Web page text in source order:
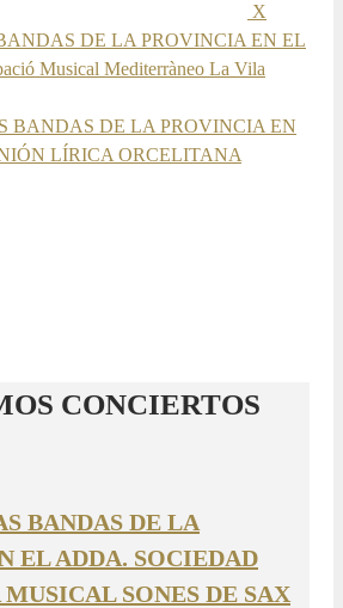
X
DE LA PROVINCIA EN EL
Musical Mediterràneo La Vila
BANDAS DE LA PROVINCIA EN
LÍRICA ORCELITANA
CONCIERTOS
BANDAS DE LA
EL ADDA. SOCIEDAD
SONES DE SAX